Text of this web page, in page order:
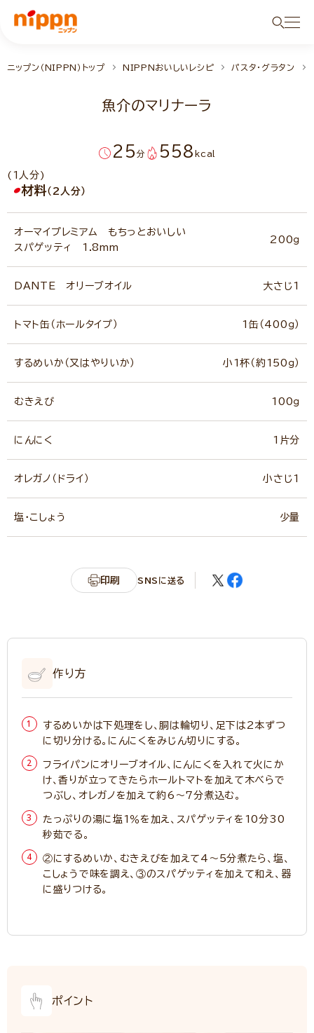
ニップン（NIPPN）トップ NIPPNおいしいレシピ パスタ・グラタン
魚介のマリナーラ
25 分 558kcal
(1人分)
材料（2人分）
オーマイプレミアム もちっとおいしい
スパゲッティ 1.8mm
200ｇ
DANTE オリーブオイル 大さじ1
トマト缶（ホールタイプ） 1缶（400ｇ）
するめいか（又はやりいか） 小1杯（約150ｇ）
むきえび 100ｇ
にんにく 1片分
オレガノ（ドライ） 小さじ1
塩・こしょう 少量
印刷 SNSに送る
作り方
するめいかは下処理をし、胴は輪切り、足下は2本ずつ
に切り分ける。にんにくをみじん切りにする。
フライパンにオリーブオイル、にんにくを入れて火にか
け、香りが立ってきたらホールトマトを加えて木べらで
つぶし、オレガノを加えて約6～7分煮込む。
たっぷりの湯に塩1％を加え、スパゲッティを10分30
秒茹でる。
②にするめいか、むきえびを加えて4～5分煮たら、塩、
こしょうで味を調え、③のスパゲッティを加えて和え、器
に盛りつける。
ポイント